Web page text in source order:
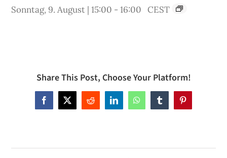
Sonntag, 9. August | 15:00 -16:00 CEST
Share This Post, Choose Your Platform!
Facebook
X Reddit LinkedInWhatsAppTumblrPinterest